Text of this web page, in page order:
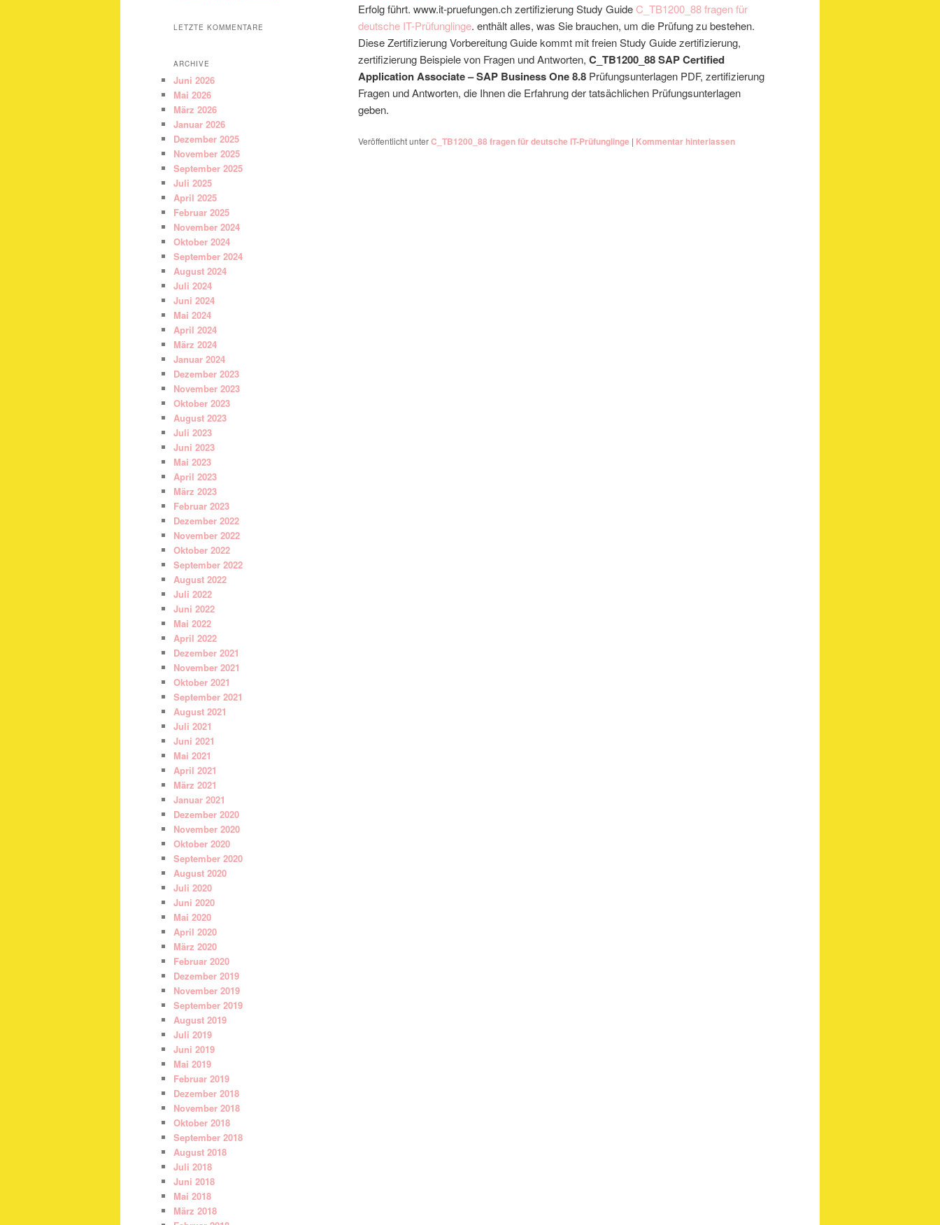
Erfolg führt. www.it-pruefungen.ch zertifizierung Study Guide C_TB1200_88 fragen für
deutsche IT-Prüfunglinge. enthält alles, was Sie brauchen, um die Prüfung zu bestehen.
Diese Zertifizierung Vorbereitung Guide kommt mit freien Study Guide zertifizierung,
zertifizierung Beispiele von Fragen und Antworten, C_TB1200_88 SAP Certified
Application Associate – SAP Business One 8.8 Prüfungsunterlagen PDF, zertifizierung
Fragen und Antworten, die Ihnen die Erfahrung der tatsächlichen Prüfungsunterlagen
geben.
Veröffentlicht unterC_TB1200_88 fragen für deutsche IT-Prüfunglinge | Kommentar hinterlassen
LETZTE KOMMENTARE
ARCHIVE
Juni 2026
Mai 2026
März 2026
Januar 2026
Dezember 2025
November 2025
September 2025
Juli 2025
April 2025
Februar 2025
November 2024
Oktober 2024
September 2024
August 2024
Juli 2024
Juni 2024
Mai 2024
April 2024
März 2024
Januar 2024
Dezember 2023
November 2023
Oktober 2023
August 2023
Juli 2023
Juni 2023
Mai 2023
April 2023
März 2023
Februar 2023
Dezember 2022
November 2022
Oktober 2022
September 2022
August 2022
Juli 2022
Juni 2022
Mai 2022
April 2022
Dezember 2021
November 2021
Oktober 2021
September 2021
August 2021
Juli 2021
Juni 2021
Mai 2021
April 2021
März 2021
Januar 2021
Dezember 2020
November 2020
Oktober 2020
September 2020
August 2020
Juli 2020
Juni 2020
Mai 2020
April 2020
März 2020
Februar 2020
Dezember 2019
November 2019
September 2019
August 2019
Juli 2019
Juni 2019
Mai 2019
Februar 2019
Dezember 2018
November 2018
Oktober 2018
September 2018
August 2018
Juli 2018
Juni 2018
Mai 2018
März 2018